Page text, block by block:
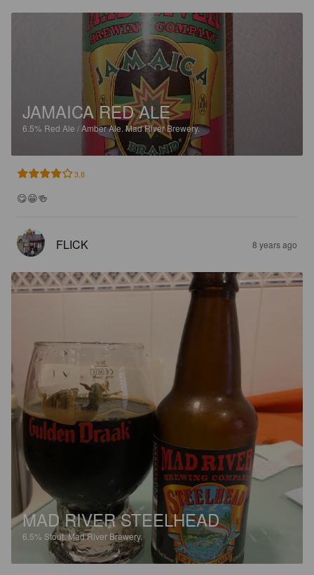
JAMAICA RED ALE
6.5% Red Ale / Amber Ale.Mad River Brewery.
3.8
😋😁🍻
FLICK 8 years ago
MAD RIVER STEELHEAD
6.5% Stout.Mad River Brewery.